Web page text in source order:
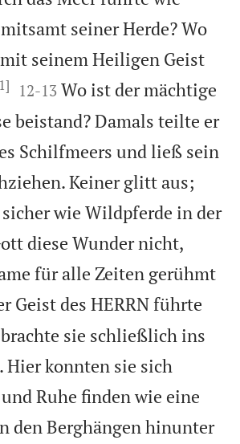
seiner Herde? Wo
seinem Heiligen Geist


12-13 Wo ist der mächtige
beistand? Damals teilte er
Schilfmeers und ließ sein
Keiner glitt aus;
wie Wildpferde in der
diese Wunder nicht,
für alle Zeiten gerühmt
Geist des HERRN führte
sie schließlich ins
Hier konnten sie sich
Ruhe finden wie eine
den Berghängen hinunter